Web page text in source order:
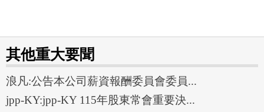
其他重大要聞
浪凡:公告本公司薪資報酬委員會委員...
jpp-KY:jpp-KY 115年股東常會重要決...